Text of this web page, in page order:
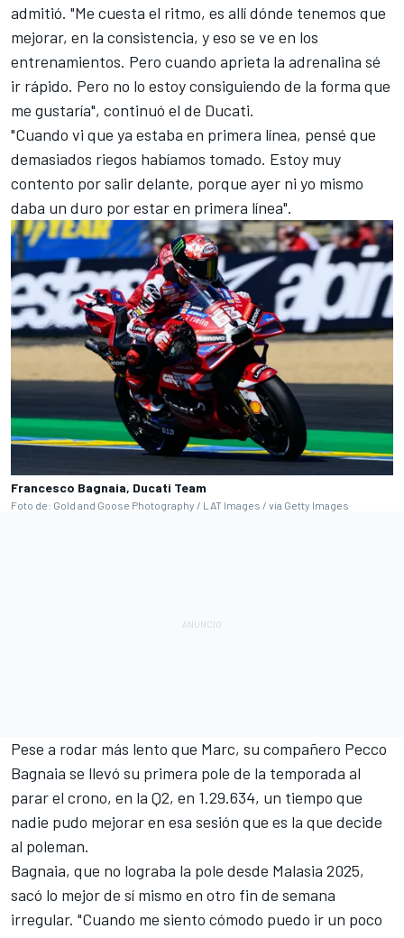
admitió. "Me cuesta el ritmo, es allí dónde tenemos que
mejorar, en la consistencia, y eso se ve en los
entrenamientos. Pero cuando aprieta la adrenalina sé
ir rápido. Pero no lo estoy consiguiendo de la forma que
me gustaría", continuó el de Ducati.
"Cuando vi que ya estaba en primera línea, pensé que
demasiados riegos habíamos tomado. Estoy muy
contento por salir delante, porque ayer ni yo mismo
daba un duro por estar en primera línea".
Francesco Bagnaia, Ducati Team
Foto de: Gold and Goose Photography / LAT Images / via Getty Images
Pese a rodar más lento que Marc, su compañero Pecco
Bagnaia se llevó su primera pole de la temporada al
parar el crono, en la Q2, en 1.29.634, un tiempo que
nadie pudo mejorar en esa sesión que es la que decide
al poleman.
Bagnaia, que no lograba la pole desde Malasia 2025,
sacó lo mejor de sí mismo en otro fin de semana
irregular. "Cuando me siento cómodo puedo ir un poco